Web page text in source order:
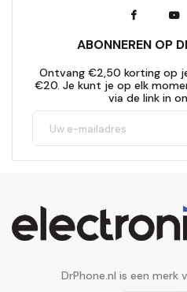
ABONNEREN OP
Ontvang €2,50 korting op
€20. Je kunt je op elk
via de link in
DrPhone.nl is een merk